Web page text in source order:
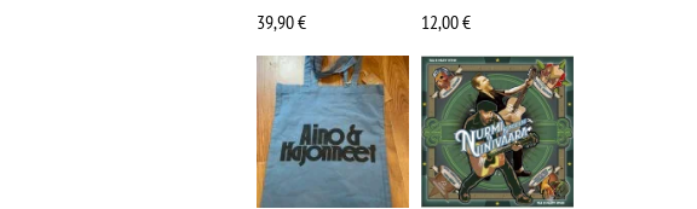
39,90€
12,00€